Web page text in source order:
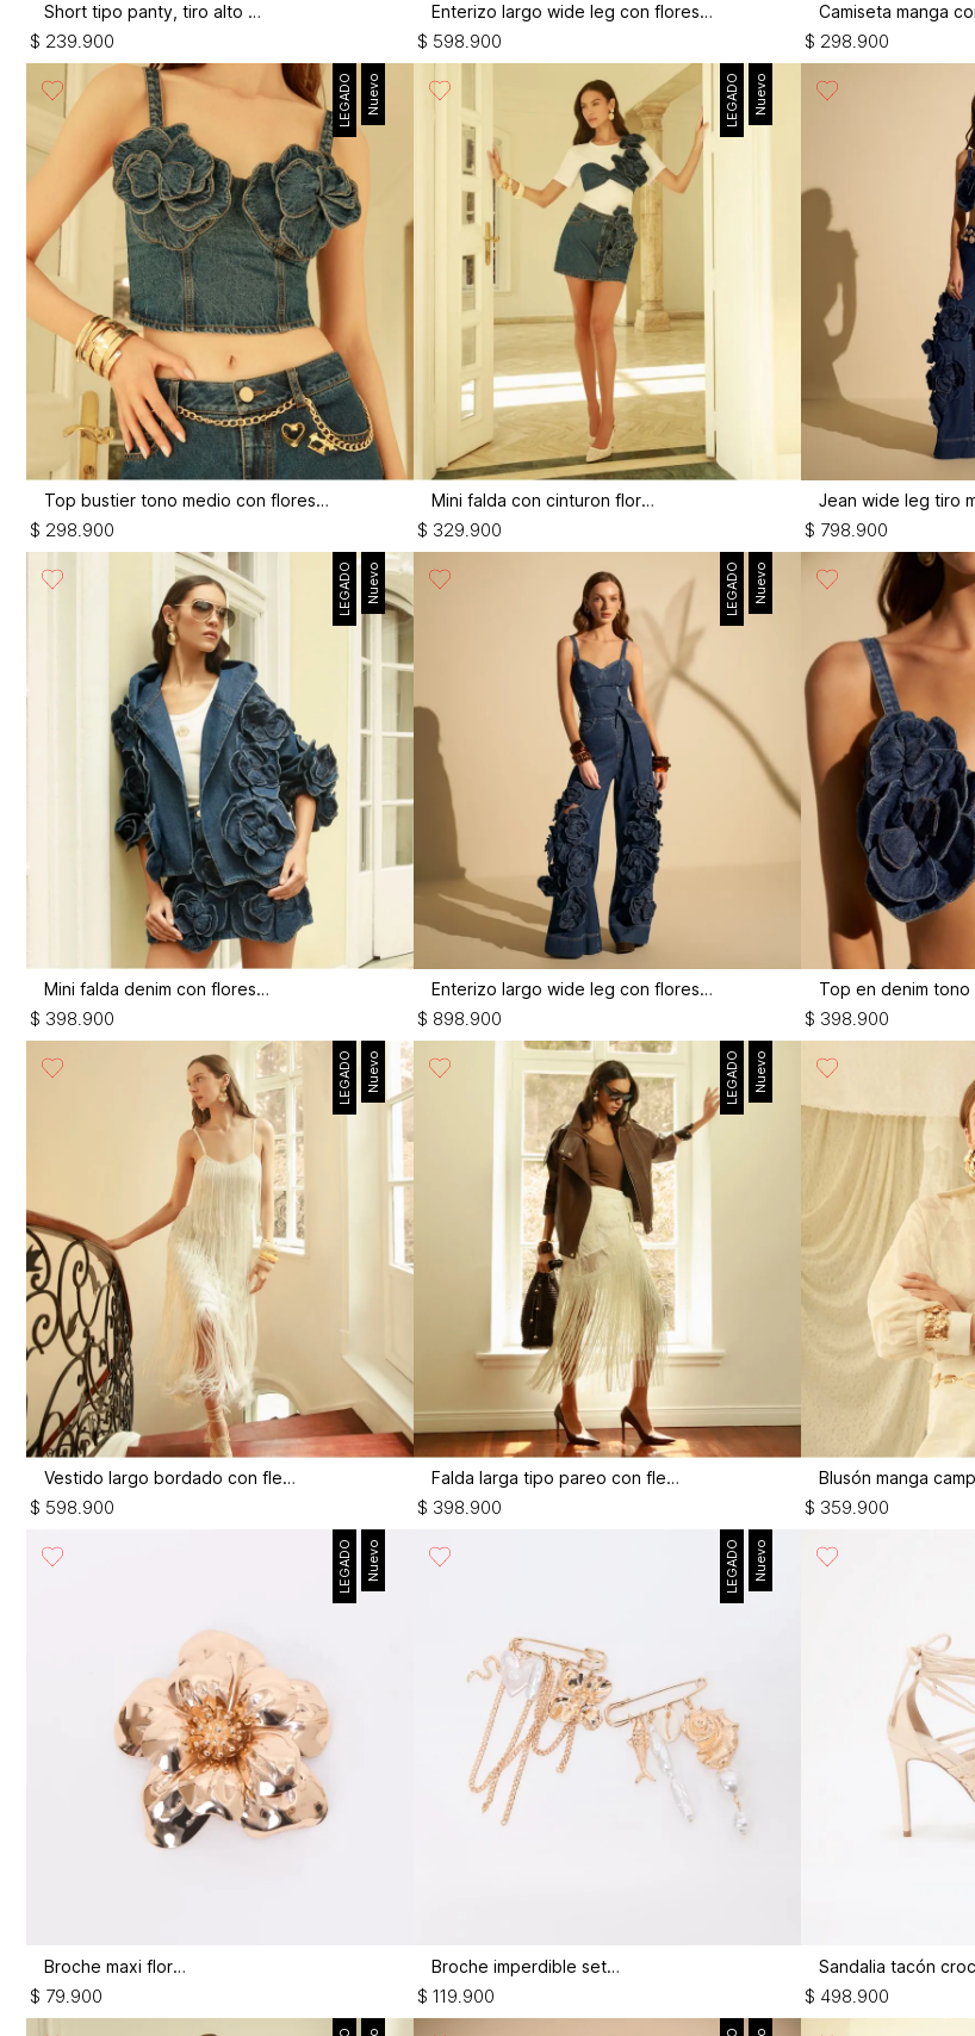
Short tipo panty, tiro alto alto
$ 239.900
Enterizo largo wide leg con flores 3d
$ 598.900 $ 298.900
Nuevo
LEGADO
Top bustier tono medio con flores 3d
$ 298.900
Nuevo
LEGADO
Mini falda con cinturon flor 3d
$ 329.900 $ 798.900
Nuevo
LEGADO
Mini falda denim con flores 3d
$ 398.900
Nuevo
LEGADO
Enterizo largo wide leg con flores 3d
$ 898.900 $ 398.900
Nuevo
LEGADO
Vestido largo bordado con flecos
$ 598.900
Nuevo
LEGADO
Falda larga tipo pareo con flecos
$ 398.900 $ 359.900
Nuevo
LEGADO
Broche maxi flor 3d
$ 79.900
Nuevo
LEGADO
Broche imperdible set x2
$ 119.900 $ 498.900